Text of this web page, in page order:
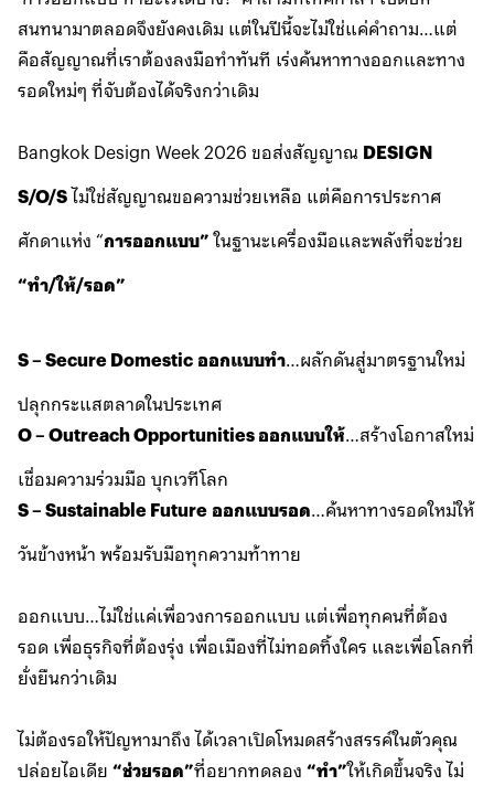
สนทนามาตลอดจึงยังคงเดิม แต่ในปีนี้จะไม่ใช่แค่คำถาม…แต่
คือสัญญาณที่เราต้องลงมือทำทันที เร่งค้นหาทางออกและทาง
รอดใหม่ๆ ที่จับต้องได้จริงกว่าเดิม
Bangkok Design Week 2026 ขอส่งสัญญาณ DESIGN
S/O/Sไม่ใช่สัญญาณขอความช่วยเหลือ แต่คือการประกาศ
ศักดาแห่ง “การออกแบบ”ในฐานะเครื่องมือและพลังที่จะช่วย
“ทำ/ให้/รอด”
S – Secure Domestic ออกแบบทำ…ผลักดันสู่มาตรฐานใหม่
ปลุกกระแสตลาดในประเทศ
O – Outreach Opportunities ออกแบบให้…สร้างโอกาสใหม่
เชื่อมความร่วมมือ บุกเวทีโลก
S – Sustainable Future ออกแบบรอด…ค้นหาทางรอดใหม่ให้
วันข้างหน้า พร้อมรับมือทุกความท้าทาย
ออกแบบ…ไม่ใช่แค่เพื่อวงการออกแบบ แต่เพื่อทุกคนที่ต้อง
รอด เพื่อธุรกิจที่ต้องรุ่ง เพื่อเมืองที่ไม่ทอดทิ้งใคร และเพื่อโลกที่
ยั่งยืนกว่าเดิม
ไม่ต้องรอให้ปัญหามาถึง ได้เวลาเปิดโหมดสร้างสรรค์ในตัวคุณ
ปล่อยไอเดีย “ช่วยรอด”ที่อยากทดลอง “ทำ”ให้เกิดขึ้นจริง ไม่